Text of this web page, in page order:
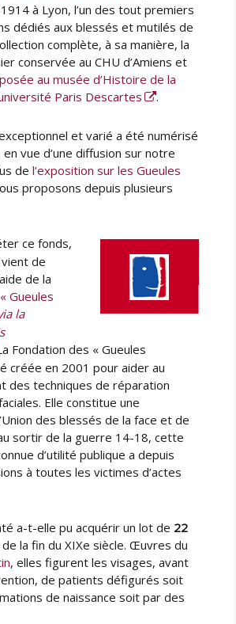
à Lyon, l’un des tout premiers
dédiés aux blessés et mutilés de
complète, à sa manière, la
conservée au CHU d’Amiens et
au musée d’Histoire de la
Paris Descartes
.
et varié a été numérisé
en vue d’une diffusion sur notre
del’exposition sur les Gueules
proposons depuis plusieurs
ce fonds,
de
de la
Gueules
la
Fondation des « Gueules
créée en 2001 pour aider au
des techniques de réparation
Elle constitue une
des blessés de la face et de
sortir de la guerre 14-18, cette
d’utilité publique a depuis
à toutes les victimes d’actes
a-t-elle pu acquérir un lot de 22
de la fin du XIXe siècle. Œuvres du
, elles figurent les visages, avant
de patients défigurés soit
de naissance soit par des